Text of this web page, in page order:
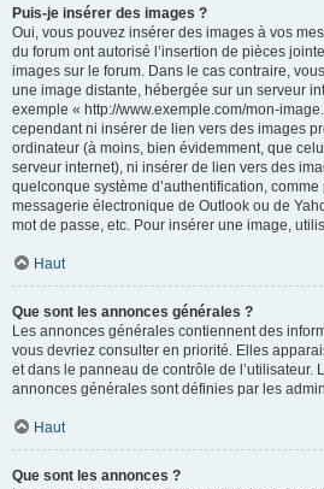
Puis-je insérer des images ?
Oui, vous pouvez insérer des images à vos
du forum ont autorisé l’insertion de pièces
images sur le forum. Dans le cas contraire,
une image distante, hébergée sur un serveur
exemple « http://www.exemple.com/mon-
cependant ni insérer de lien vers des images
ordinateur (à moins, bien évidemment, que
serveur internet), ni insérer de lien vers des
quelconque système d’authentification,
messagerie électronique de Outlook ou de
mot de passe, etc. Pour insérer une image,
Haut
Que sont les annonces générales ?
Les annonces générales contiennent des
vous devriez consulter en priorité. Elles
et dans le panneau de contrôle de l’utilisateur.
annonces générales sont définies par les
Haut
Que sont les annonces ?